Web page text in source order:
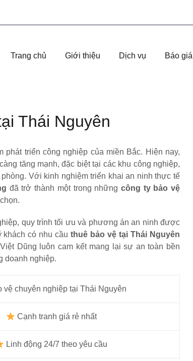
Trang chủ Giới thiệu Dịch vụ Báo giá
Thái Nguyên
triển công nghiệp của miền Bắc. Hiện nay,
tăng mạnh, đặc biệt tại các khu công nghiệp,
Với kinh nghiệm triển khai an ninh thực tế
đã trở thành một trong những công ty bảo vệ
quy trình tối ưu và phương án an ninh được
khách có nhu cầuthuê bảo vệ tại Thái Nguyên
Dũng luôn cam kết mang lại sự an toàn bền
doanh nghiệp.
vệ chuyên nghiệp tại Thái Nguyên
Cạnh tranh giá rẻ nhất
Linh động 24/7 theo yêu cầu